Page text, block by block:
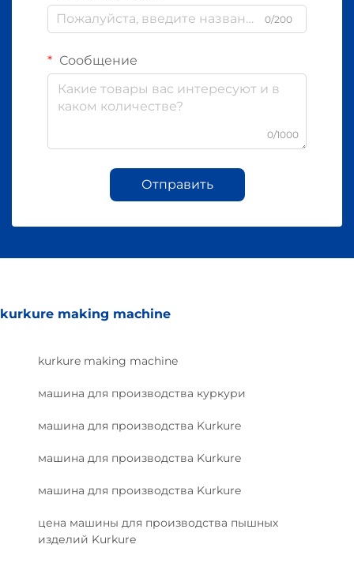
0/200
Сообщение
0/1000
Отправить
kurkure making machine
kurkure making machine
машина для производства куркури
машина для производства Kurkure
машина для производства Kurkure
машина для производства Kurkure
цена машины для производства пышных
изделий Kurkure